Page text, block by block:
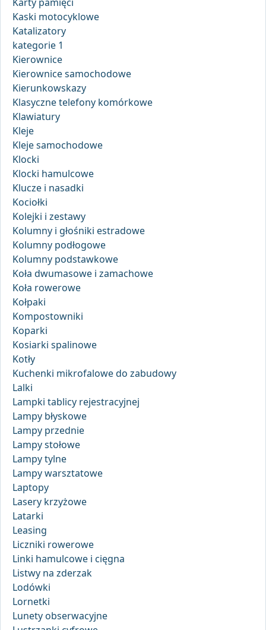
Kaski motocyklowe
Katalizatory
kategorie 1
Kierownice
Kierownice samochodowe
Kierunkowskazy
Klasyczne telefony komórkowe
Klawiatury
Kleje
Kleje samochodowe
Klocki
Klocki hamulcowe
Klucze i nasadki
Kociołki
Kolejki i zestawy
Kolumny i głośniki estradowe
Kolumny podłogowe
Kolumny podstawkowe
Koła dwumasowe i zamachowe
Koła rowerowe
Kołpaki
Kompostowniki
Koparki
Kosiarki spalinowe
Kotły
Kuchenki mikrofalowe do zabudowy
Lalki
Lampki tablicy rejestracyjnej
Lampy błyskowe
Lampy przednie
Lampy stołowe
Lampy tylne
Lampy warsztatowe
Laptopy
Lasery krzyżowe
Latarki
Leasing
Liczniki rowerowe
Linki hamulcowe i cięgna
Listwy na zderzak
Lodówki
Lornetki
Lunety obserwacyjne